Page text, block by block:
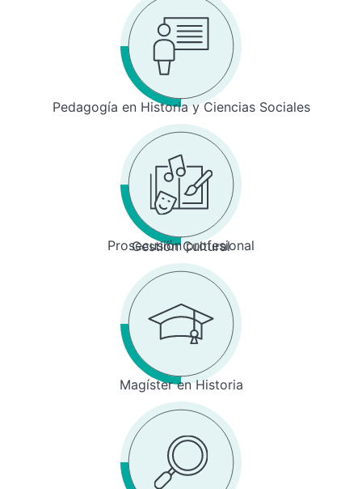
Pedagogía en Historia y Ciencias Sociales
Prosecusión profesional
Gestión Cultural
Magíster en Historia